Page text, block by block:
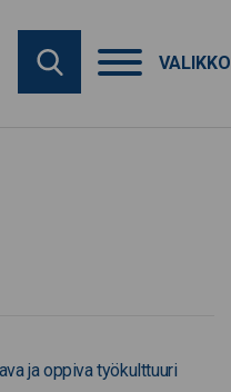
VALIKKO
ja oppiva työkulttuuri